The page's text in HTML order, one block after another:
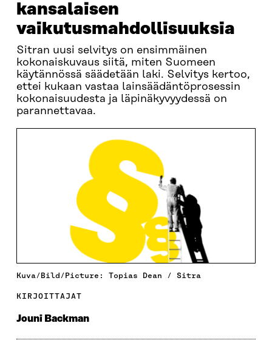
kansalaisen
vaikutusmahdollisuuksia
Sitran uusi selvitys on ensimmäinen
kokonaiskuvaus siitä, miten Suomeen
käytännössä säädetään laki. Selvitys kertoo,
ettei kukaan vastaa lainsäädäntöprosessin
kokonaisuudesta ja läpinäkyvyydessä on
parannettavaa.
Kuva/Bild/Picture: Topias Dean / Sitra
KIRJOITTAJAT
Jouni Backman